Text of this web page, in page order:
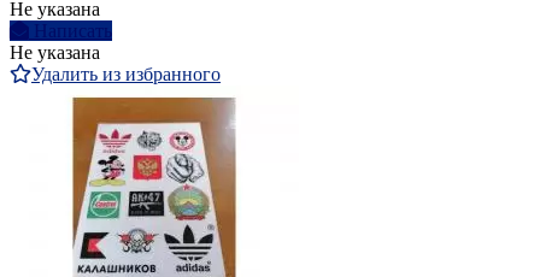
Не указана
Написать
Не указана
Удалить из избранного